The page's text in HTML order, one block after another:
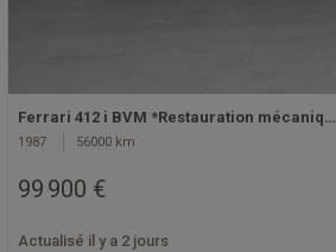
Ferrari 412 i BVM *Restauration mécaniq…
1987 56000 km
99 900 €
Actualisé il y a 2 jours